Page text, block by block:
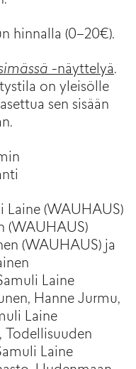
hinnalla (0–20€).
-näyttelyä.
on yleisölle
sen sisään
Laine (WAUHAUS)
(WAUHAUS)
(WAUHAUS) ja
Laine
Hanne Jurmu,
Laine
Todellisuuden
Laine